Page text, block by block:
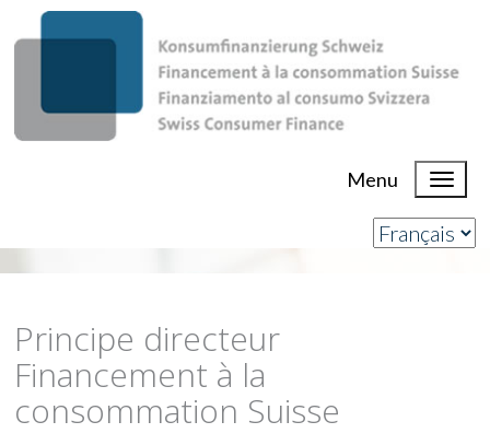
Menu
Principe directeur
Financement à la
consommation Suisse